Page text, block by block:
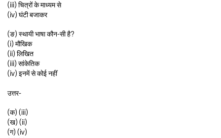
(iii) चित्रों के माध्यम से
(iv) घंटी बजाकर
(ङ) स्थायी भाषा कौन-सी है?
(i) मौखिक
(ii) लिखित
(iii) सांकेतिक
(iv) इनमें से कोई नहीं
उत्तर-
(क) (iii)
(ख) (ii)
(ग) (iv)